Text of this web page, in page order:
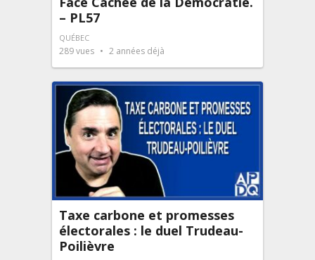
– PL57
QUÉBEC
289vues 2 années déjà
Taxe carbone et promesses
électorales : le duel Trudeau-
Poilièvre